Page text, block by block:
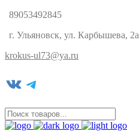
89053492845
г. Ульяновск, ул. Карбышева, 2а
krokus-ul73@ya.ru
VK Telegram